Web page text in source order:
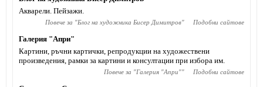
Акварели. Пейзажи.
Повече за "Блог на художника Бисер Димитров" Подобни сайтове
Галерия "Апри"
Картини, ръчни картички, репродукции на художествени
произведения, рамки за картини и консултации при избора им.
Повече за "Галерия "Апри"" Подобни сайтове